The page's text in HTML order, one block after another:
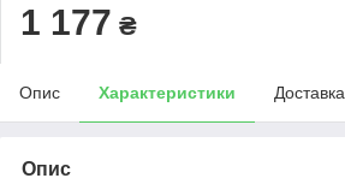
1 177 ₴
Опис Характеристики Доставка
Опис